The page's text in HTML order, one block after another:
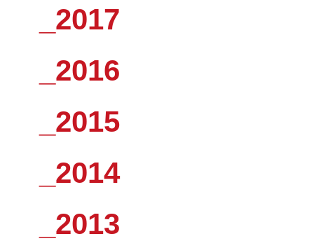
_2017
_2016
_2015
_2014
_2013